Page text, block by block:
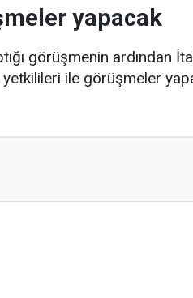
yapacak
görüşmenin ardından
yetkilileri ile görüşmeler